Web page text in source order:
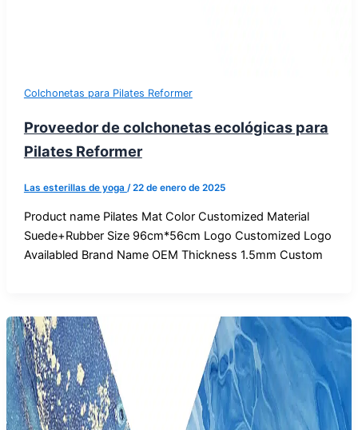
Colchonetas para Pilates Reformer
Proveedor de colchonetas ecológicas para
Pilates Reformer
Las esterillas de yoga /22 de enero de 2025
Product name Pilates Mat Color Customized Material
Suede+Rubber Size 96cm*56cm Logo Customized Logo
Availabled Brand Name OEM Thickness 1.5mm Custom